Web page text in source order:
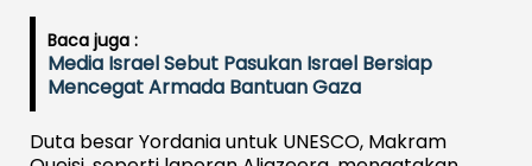
Baca juga :
Media Israel Sebut Pasukan Israel Bersiap
Mencegat Armada Bantuan Gaza
Duta besar Yordania untuk UNESCO, Makram